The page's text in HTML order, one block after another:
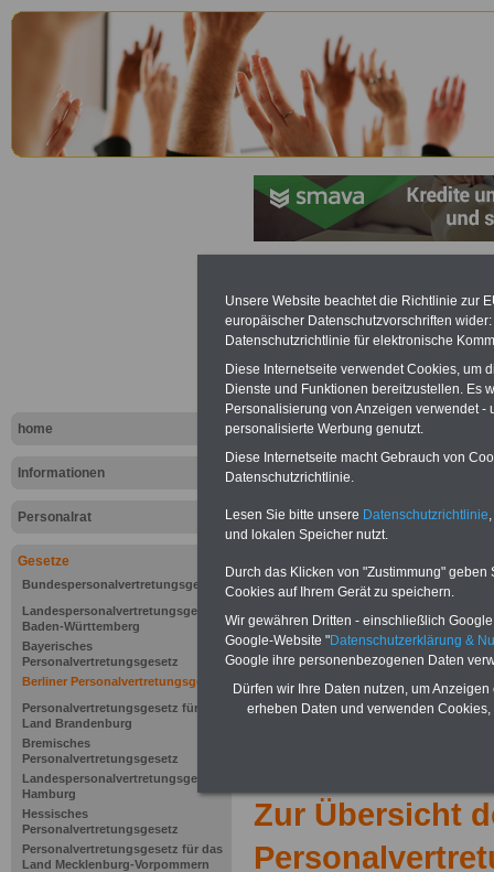
home
Informationen
Personalrat
Gesetze
Bundespersonalvertretungsgesetz
Landespersonalvertretungsgesetz
Baden-Württemberg
Bayerisches
Personalvertretungsgesetz
Berliner Personalvertretungsgesetz
Personalvertretungsgesetz für das
Land Brandenburg
Bremisches
Personalvertretungsgesetz
Landespersonalvertretungsgesetz
Hamburg
Hessisches
Personalvertretungsgesetz
Personalvertretungsgesetz für das
Land Mecklenburg-Vorpommern
Berlin
Schutz der
Zur Übersicht
Unsere Website beachtet die Richtlinie zur
europäischer Datenschutzvorschriften
Datenschutzrichtlinie für elektronische
Diese Internetseite verwendet Cookies, um
Dienste und Funktionen bereitzustellen. Es
Personalisierung von Anzeigen verwendet
personalisierte Werbung genutzt.
Diese Internetseite macht Gebrauch von
Datenschutzrichtlinie.
Lesen Sie bitte unsere Datenschutzrichtlinie
und lokalen Speicher nutzt.
Durch das Klicken von "Zustimmung"
Cookies auf Ihrem Gerät zu speichern.
Wir gewähren Dritten - einschließlich
Google-Website "Datenschutzerklärung &
Google ihre personenbezogenen Daten
Dürfen wir Ihre Daten nutzen, um
erheben Daten und verwenden